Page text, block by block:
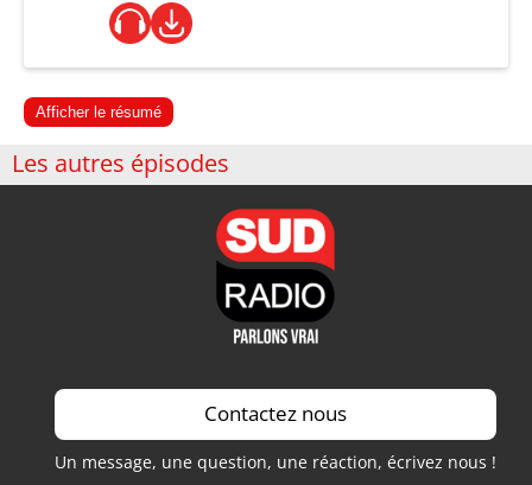
Afficher le résumé
Les autres épisodes
Contactez nous
Un message, une question, une réaction, écrivez nous !